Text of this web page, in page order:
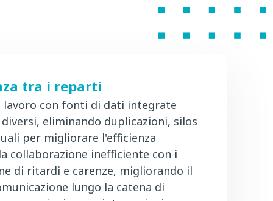
tra i reparti
con fonti di dati integrate
eliminando duplicazioni, silos
per migliorare l'efficienza
collaborazione inefficiente con i
di ritardi e carenze, migliorando il
lungo la catena di